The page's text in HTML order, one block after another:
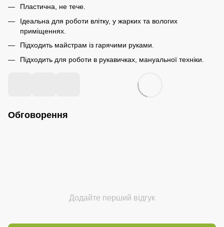
Пластична, не тече.
Ідеальна для роботи влітку, у жарких та вологих
приміщеннях.
Підходить майстрам із гарячими руками.
Підходить для роботи в рукавичках, мануальної техніки.
Обговорення
Додайте перший відгук